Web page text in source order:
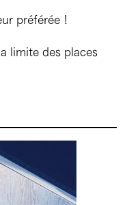
préférée !
limite des places